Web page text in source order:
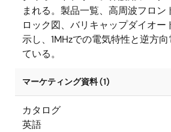
まれる。製品一覧、高周波フロン
ロック図、バリキャップダイオー
示し、1MHzでの電気特性と逆方
ている。
マーケティング資料 (1)
カタログ
英語